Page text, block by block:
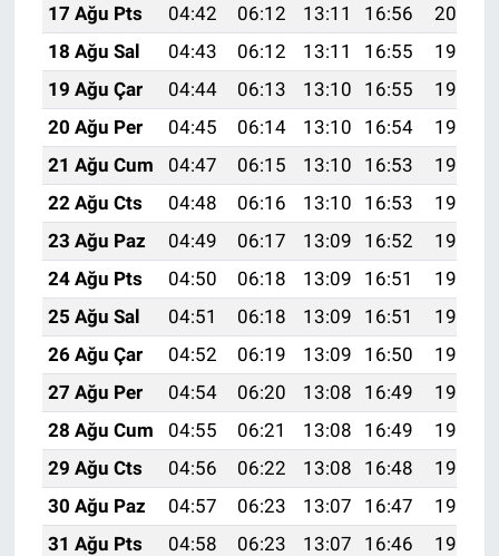
17 Ağu Pts
04:42 06:12 13:11 16:56
20:00
18 Ağu Sal
04:43 06:12 13:11 16:55
19:59
19 Ağu Çar
04:44 06:13 13:10 16:55
19:58
20 Ağu Per
04:45 06:14 13:10 16:54
19:56
21 Ağu Cum
04:47 06:15 13:10 16:53
19:55
22 Ağu Cts
04:48 06:16 13:10 16:53
19:53
23 Ağu Paz
04:49 06:17 13:09 16:52
19:52
24 Ağu Pts
04:50 06:18 13:09 16:51
19:51
25 Ağu Sal
04:51 06:18 13:09 16:51
19:49
26 Ağu Çar
04:52 06:19 13:09 16:50
19:48
27 Ağu Per
04:54 06:20 13:08 16:49
19:47
28 Ağu Cum
04:55 06:21 13:08 16:49
19:45
29 Ağu Cts
04:56 06:22 13:08 16:48
19:44
30 Ağu Paz
04:57 06:23 13:07 16:47
19:42
31 Ağu Pts
04:58 06:23 13:07 16:46
19:41